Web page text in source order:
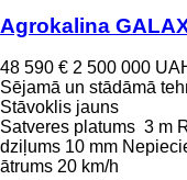
Agrokalina
48 590 € 2 500 000
Sējamā un stādāmā
Stāvoklis jauns
Satveres platums 3 m
dziļums 10 mm
ātrums 20 km/h